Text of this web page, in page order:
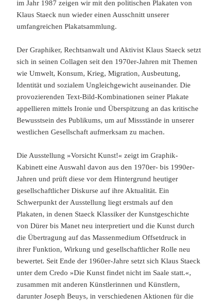
im Jahr 1987 zeigen wir mit den politischen Plakaten von
Klaus Staeck nun wieder einen Ausschnitt unserer
umfangreichen Plakatsammlung.
Der Graphiker, Rechtsanwalt und Aktivist Klaus Staeck setzt
sich in seinen Collagen seit den 1970er-Jahren mit Themen
wie Umwelt, Konsum, Krieg, Migration, Ausbeutung,
Identität und sozialem Ungleichgewicht auseinander. Die
provozierenden Text-Bild-Kombinationen seiner Plakate
appellieren mittels Ironie und Überspitzung an das kritische
Bewusstsein des Publikums, um auf Missstände in unserer
westlichen Gesellschaft aufmerksam zu machen.
Die Ausstellung »Vorsicht Kunst!« zeigt im Graphik-
Kabinett eine Auswahl davon aus den 1970er- bis 1990er-
Jahren und prüft diese vor dem Hintergrund heutiger
gesellschaftlicher Diskurse auf ihre Aktualität. Ein
Schwerpunkt der Ausstellung liegt erstmals auf den
Plakaten, in denen Staeck Klassiker der Kunstgeschichte
von Dürer bis Manet neu interpretiert und die Kunst durch
die Übertragung auf das Massenmedium Offsetdruck in
ihrer Funktion, Wirkung und gesellschaftlicher Rolle neu
bewertet. Seit Ende der 1960er-Jahre setzt sich Klaus Staeck
unter dem Credo »Die Kunst findet nicht im Saale statt.«,
zusammen mit anderen Künstlerinnen und Künstlern,
darunter Joseph Beuys, in verschiedenen Aktionen für die